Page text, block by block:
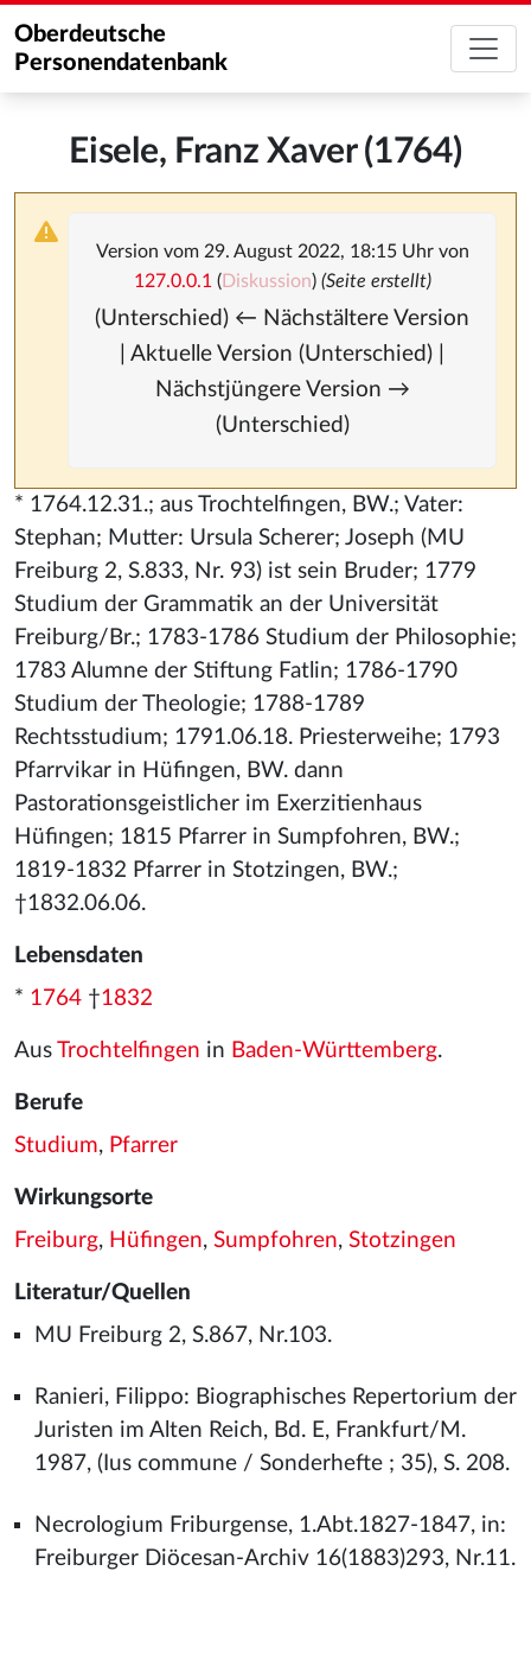
Oberdeutsche
Personendatenbank
Eisele, Franz Xaver (1764)
Version vom 29. August 2022, 18:15 Uhr von
127.0.0.1 (Diskussion) (Seite erstellt)
(Unterschied) ← Nächstältere Version
| Aktuelle Version (Unterschied) |
Nächstjüngere Version →
(Unterschied)
* 1764.12.31.; aus Trochtelfingen, BW.; Vater:
Stephan; Mutter: Ursula Scherer; Joseph (MU
Freiburg 2, S.833, Nr. 93) ist sein Bruder; 1779
Studium der Grammatik an der Universität
Freiburg/Br.; 1783-1786 Studium der Philosophie;
1783 Alumne der Stiftung Fatlin; 1786-1790
Studium der Theologie; 1788-1789
Rechtsstudium; 1791.06.18. Priesterweihe; 1793
Pfarrvikar in Hüfingen, BW. dann
Pastorationsgeistlicher im Exerzitienhaus
Hüfingen; 1815 Pfarrer in Sumpfohren, BW.;
1819-1832 Pfarrer in Stotzingen, BW.;
†1832.06.06.
Lebensdaten
* 1764 †1832
Aus Trochtelfingen in Baden-Württemberg.
Berufe
Studium, Pfarrer
Wirkungsorte
Freiburg, Hüfingen, Sumpfohren, Stotzingen
Literatur/Quellen
MU Freiburg 2, S.867, Nr.103.
Ranieri, Filippo: Biographisches Repertorium der
Juristen im Alten Reich, Bd. E, Frankfurt/M.
1987, (Ius commune / Sonderhefte ; 35), S. 208.
Necrologium Friburgense, 1.Abt.1827-1847, in:
Freiburger Diöcesan-Archiv 16(1883)293, Nr.11.